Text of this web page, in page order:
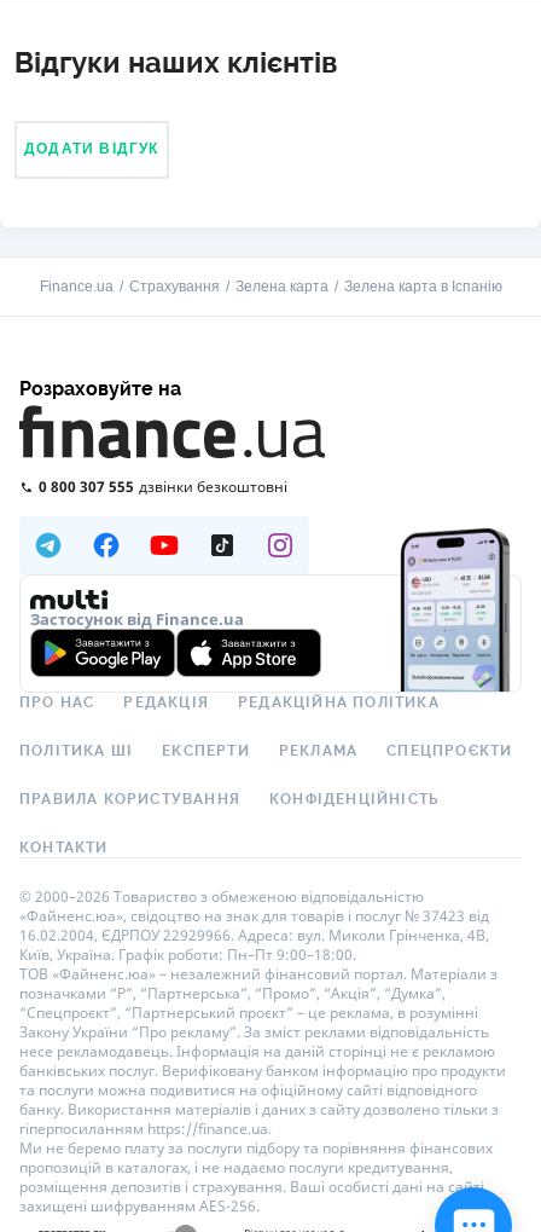
Відгуки наших клієнтів
ДОДАТИ ВІДГУК
Finance.ua Страхування Зелена карта Зелена карта в Іспанію
Розраховуйте на
0 800 307 555 дзвінки безкоштовні
Застосунок від Finance.ua
ПРО НАС РЕДАКЦІЯ РЕДАКЦІЙНА ПОЛІТИКА
ПОЛІТИКА ШІ ЕКСПЕРТИ РЕКЛАМА СПЕЦПРОЄКТИ
ПРАВИЛА КОРИСТУВАННЯ КОНФІДЕНЦІЙНІСТЬ
КОНТАКТИ
© 2000–2026 Товариство з обмеженою відповідальністю
«Файненс.юа», свідоцтво на знак для товарів і послуг № 37423 від
16.02.2004, ЄДРПОУ 22929966. Адреса: вул. Миколи Грінченка, 4В,
Київ, Україна. Графік роботи: Пн–Пт 9:00–18:00.
ТОВ «Файненс.юа» – незалежний фінансовий портал. Матеріали з
позначками “Р”, “Партнерська”, “Промо”, “Акція”, “Думка”,
“Спецпроєкт”, “Партнерський проєкт” – це реклама, в розумінні
Закону України “Про рекламу”. За зміст реклами відповідальність
несе рекламодавець. Інформація на даній сторінці не є рекламою
банківських послуг. Верифіковану банком інформацію про продукти
та послуги можна подивитися на офіційному сайті відповідного
банку. Використання матеріалів і даних з сайту дозволено тільки з
гіперпосиланням https://finance.ua.
Ми не беремо плату за послуги підбору та порівняння фінансових
пропозицій в каталогах, і не надаємо послуги кредитування,
розміщення депозитів і страхування. Ваші особисті дані на сайті
захищені шифруванням AES-256.